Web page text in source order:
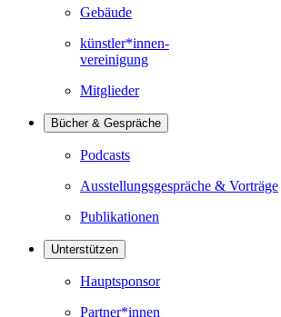
Gebäude
künstler*innen-
vereinigung
Mitglieder
Bücher & Gespräche
Podcasts
Ausstellungsgespräche & Vorträge
Publikationen
Unterstützen
Hauptsponsor
Partner*innen